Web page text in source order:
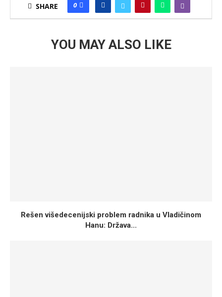
SHARE 0
YOU MAY ALSO LIKE
Rešen višedecenijski problem radnika u Vladičinom
Hanu: Država...